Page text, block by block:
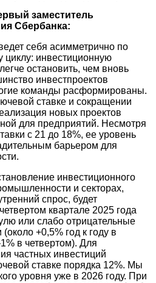
заместитель
Сбербанка:
себя асимметрично по
циклу: инвестиционную
остановить, чем вновь
инвестпроектов
команды расформированы.
ставке и сокращении
новых проектов
для предприятий. Несмотря
с 21 до 18%, ее уровень
барьером для
инвестиционного
и секторах,
спрос, будет
квартале 2025 года
или слабо отрицательные
+0,5% год к году в
в четвертом). Для
частных инвестиций
ставке порядка 12%. Мы
уровня уже в 2026 году. При